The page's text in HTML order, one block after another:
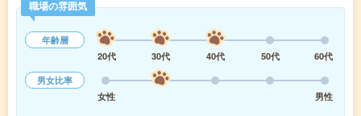
職場の雰囲気
年齢層
20代
30代 40代 50代
60代
男女比率
女性
男性